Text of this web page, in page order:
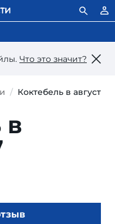
Что это значит?
Коктебель в августе
в